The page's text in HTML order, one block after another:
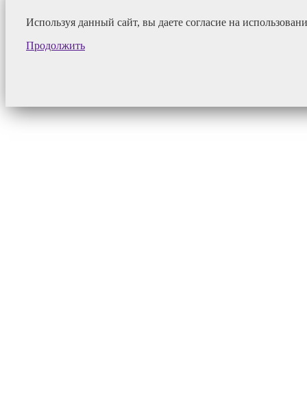
Используя данный сайт, вы даете согласие на
Продолжить